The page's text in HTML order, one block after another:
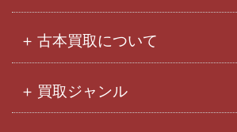
古本買取について
買取ジャンル